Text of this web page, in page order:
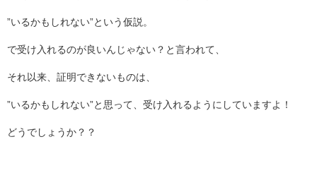
”いるかもしれない”という仮説。
で受け入れるのが良いんじゃない？と言われて、
それ以来、証明できないものは、
”いるかもしれない”と思って、受け入れるようにしていますよ！
どうでしょうか？？